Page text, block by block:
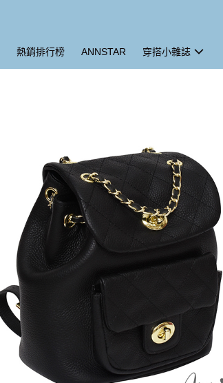
熱銷排行榜 ANNSTAR 穿搭小雜誌